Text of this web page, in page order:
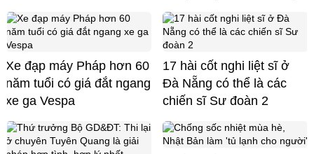
Xe đạp máy Pháp hơn 60
năm tuổi có giá đắt ngang
xe ga Vespa
17 hài cốt nghi liệt sĩ ở
Đà Nẵng có thể là các
chiến sĩ Sư đoàn 2